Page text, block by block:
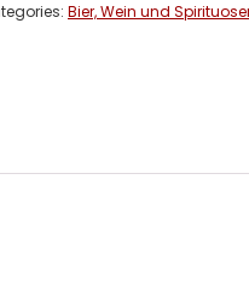
Bier, Wein und